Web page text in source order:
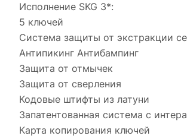
Исполнение SKG 3*:
5 ключей
Система защиты от экстракции
Антипикинг Антибампинг
Защита от отмычек
Защита от сверления
Кодовые штифты из латуни
Запатентованная система с
Карта копирования ключей